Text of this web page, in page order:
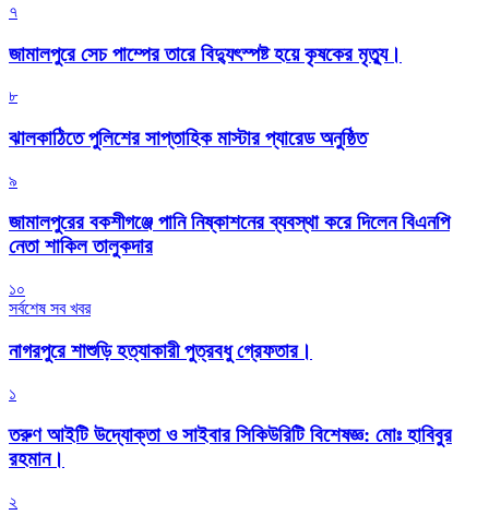
৭
জামালপুরে সেচ পাম্পের তারে বিদ্যুৎস্পষ্ট হয়ে কৃষকের মৃত্যু।
৮
‎ঝালকাঠিতে পুলিশের সাপ্তাহিক মাস্টার প্যারেড অনুষ্ঠিত
৯
জামালপুরের বকশীগঞ্জে পানি নিষ্কাশনের ব্যবস্থা করে দিলেন বিএনপি
নেতা শাকিল তালুকদার
১০
সর্বশেষ সব খবর
নাগরপুরে শাশুড়ি হত্যাকারী পুত্রবধু গ্রেফতার।
১
তরুণ আইটি উদ্যোক্তা ও সাইবার সিকিউরিটি বিশেষজ্ঞ: মোঃ হাবিবুর
রহমান।
২